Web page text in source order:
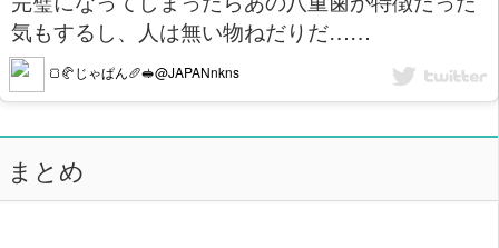
気もするし、人は無い物ねだりだ……
🍞🥐じゃぱん🥖🥪@JAPANnkns
まとめ